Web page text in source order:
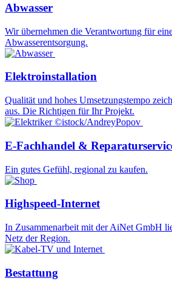
Abwasser
Wir übernehmen die Verantwortung für
Abwasserentsorgung.
Elektroinstallation
Qualität und hohes Umsetzungstempo
aus. Die Richtigen für Ihr Projekt.
©istock/AndreyPopov
E-Fachhandel &
Ein gutes Gefühl, regional zu kaufen.
Highspeed-Internet
In Zusammenarbeit mit der AiNet GmbH
Netz der Region.
Bestattung